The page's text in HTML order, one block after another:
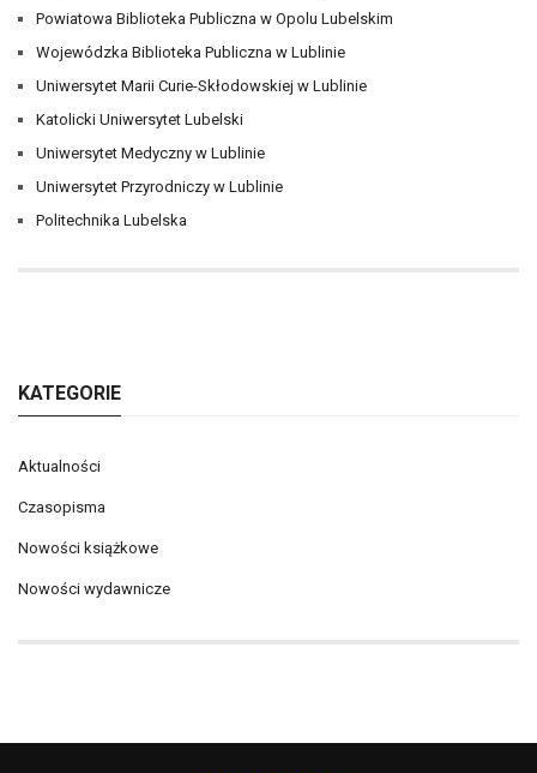
Powiatowa Biblioteka Publiczna w Opolu Lubelskim
Wojewódzka Biblioteka Publiczna w Lublinie
Uniwersytet Marii Curie-Skłodowskiej w Lublinie
Katolicki Uniwersytet Lubelski
Uniwersytet Medyczny w Lublinie
Uniwersytet Przyrodniczy w Lublinie
Politechnika Lubelska
KATEGORIE
Aktualności
Czasopisma
Nowości książkowe
Nowości wydawnicze